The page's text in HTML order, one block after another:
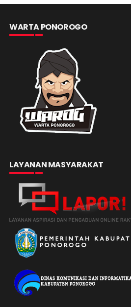
WARTA PONOROGO
LAYANAN MASYARAKAT